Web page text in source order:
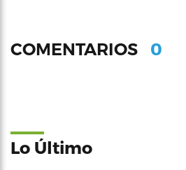
COMENTARIOS 0
Lo Último